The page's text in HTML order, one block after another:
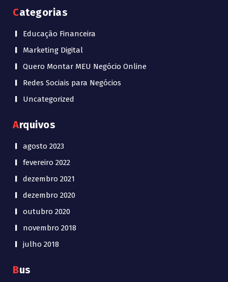
Categorias
Educação Financeira
Marketing Digital
Quero Montar MEU Negócio Online
Redes Sociais para Negócios
Uncategorized
Arquivos
agosto 2023
fevereiro 2022
dezembro 2021
dezembro 2020
outubro 2020
novembro 2018
julho 2018
Bus